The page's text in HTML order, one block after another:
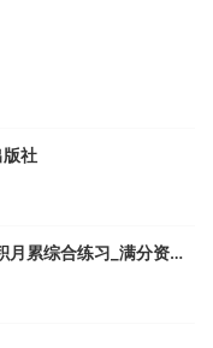
版社
累综合练习_满分资料